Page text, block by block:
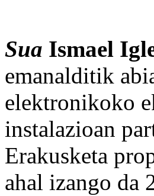
Sua Ismael
emanalditik
elektronikoko
instalazioan
Erakusketa
ahal izango da